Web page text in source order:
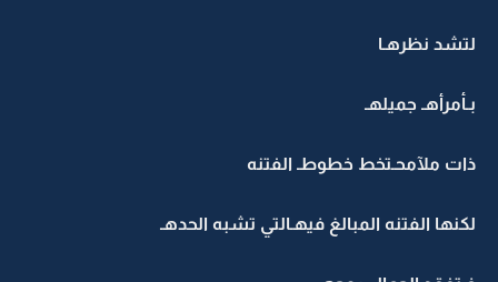
لتشد نظرهـا
بـأمرأهـ جميلهـ
ذات ملآمحـتخط خطوطـ الفتنه
لكنها الفتنه المبالغ فيهـالتي تشبه الحدهـ